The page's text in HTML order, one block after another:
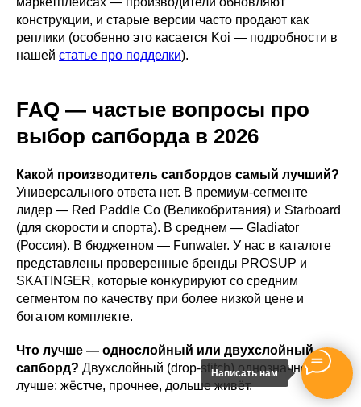
конструкции, и старые версии часто продают как
реплики (особенно это касается Koi — подробности в
нашей статье про подделки).
FAQ — частые вопросы про
выбор сапборда в 2026
Какой производитель сапбордов самый лучший?
Универсального ответа нет. В премиум-сегменте
лидер — Red Paddle Co (Великобритания) и Starboard
(для скорости и спорта). В среднем — Gladiator
(Россия). В бюджетном — Funwater. У нас в каталоге
представлены проверенные бренды PROSUP и
SKATINGER, которые конкурируют со средним
сегментом по качеству при более низкой цене и
богатом комплекте.
Что лучше — однослойный или двухслойный
сапборд? Двухслойный (drop-stitch) однозначно
лучше: жёстче, прочнее, дольше живёт.
Написать нам